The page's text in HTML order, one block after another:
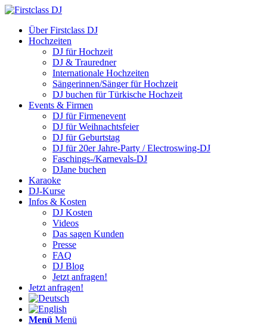
Über Firstclass DJ
Hochzeiten
DJ für Hochzeit
DJ & Trauredner
Internationale Hochzeiten
Sängerinnen/Sänger für Hochzeit
DJ buchen für Türkische Hochzeit
Events & Firmen
DJ für Firmenevent
DJ für Weihnachtsfeier
DJ für Geburtstag
DJ für 20er Jahre-Party / Electroswing-DJ
Faschings-/Karnevals-DJ
DJane buchen
Karaoke
DJ-Kurse
Infos & Kosten
DJ Kosten
Videos
Das sagen Kunden
Presse
FAQ
DJ Blog
Jetzt anfragen!
Jetzt anfragen!
Menü Menü